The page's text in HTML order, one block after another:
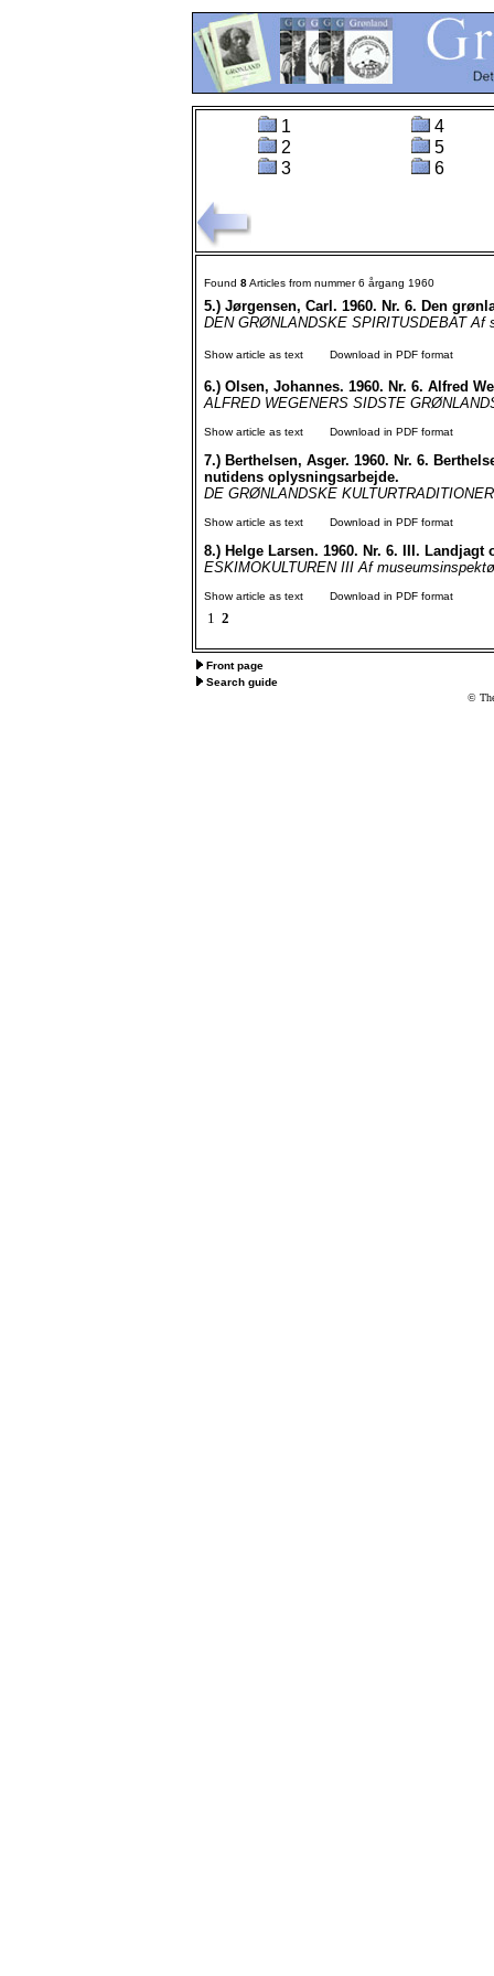
1
2
3
4
5
6
Found 8Articles from nummer 6 årgang 1960
5.) Jørgensen, Carl. 1960. Nr. 6. Den
DEN GRØNLANDSKE SPIRITUSDEBAT
Show article as text Download in PDF format
6.) Olsen, Johannes. 1960. Nr. 6. Alfred
ALFRED WEGENERS SIDSTE
Show article as text Download in PDF format
7.) Berthelsen, Asger. 1960. Nr. 6.
nutidens oplysningsarbejde.
DE GRØNLANDSKE
Show article as text Download in PDF format
8.) Helge Larsen. 1960. Nr. 6. III. Landjagt
ESKIMOKULTUREN III Af
Show article as text Download in PDF format
1 2
Front page
Search guide
©